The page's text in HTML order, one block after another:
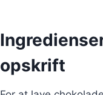
opskrift